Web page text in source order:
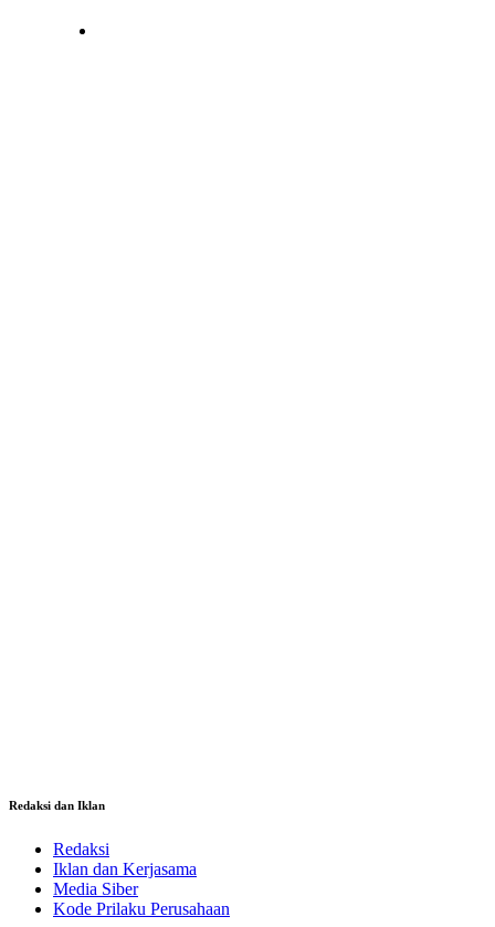
Redaksi dan Iklan
Redaksi
Iklan dan Kerjasama
Media Siber
Kode Prilaku Perusahaan